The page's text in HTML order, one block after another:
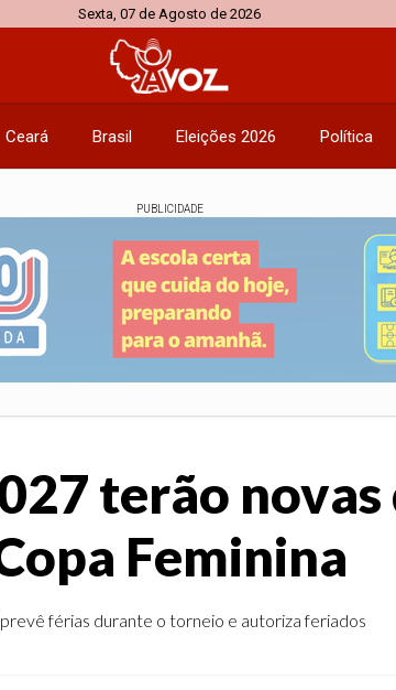
Sexta, 07 de Agosto de 2026
Ceará Brasil Eleições 2026 Política
PUBLICIDADE
terão
Feminina
férias durante o torneio e autoriza feriados